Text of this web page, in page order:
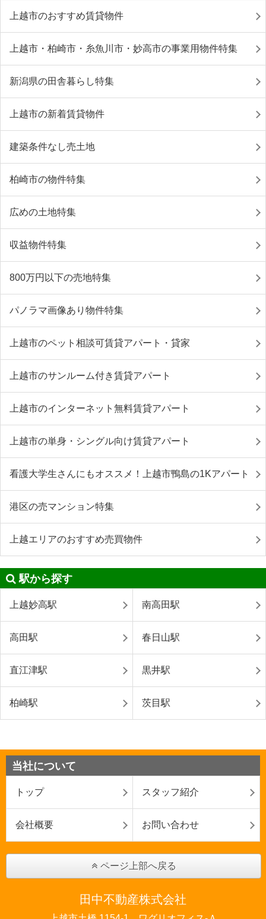
上越市のおすすめ賃貸物件
上越市・柏崎市・糸魚川市・妙高市の事業用物件特集
新潟県の田舎暮らし特集
上越市の新着賃貸物件
建築条件なし売土地
柏崎市の物件特集
広めの土地特集
収益物件特集
800万円以下の売地特集
パノラマ画像あり物件特集
上越市のペット相談可賃貸アパート・貸家
上越市のサンルーム付き賃貸アパート
上越市のインターネット無料賃貸アパート
上越市の単身・シングル向け賃貸アパート
看護大学生さんにもオススメ！上越市鴨島の1Kアパート
港区の売マンション特集
上越エリアのおすすめ売買物件
駅から探す
上越妙高駅 南高田駅
高田駅 春日山駅
直江津駅 黒井駅
柏崎駅 茨目駅
当社について
トップ スタッフ紹介
会社概要 お問い合わせ
ページ上部へ戻る
田中不動産株式会社